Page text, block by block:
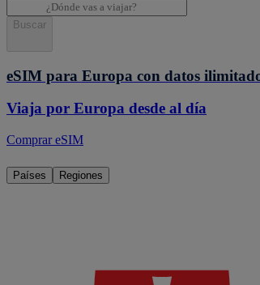
Buscar
eSIM para Europa con datos
Viaja por Europa desde al día
Comprar eSIM
Países Regiones